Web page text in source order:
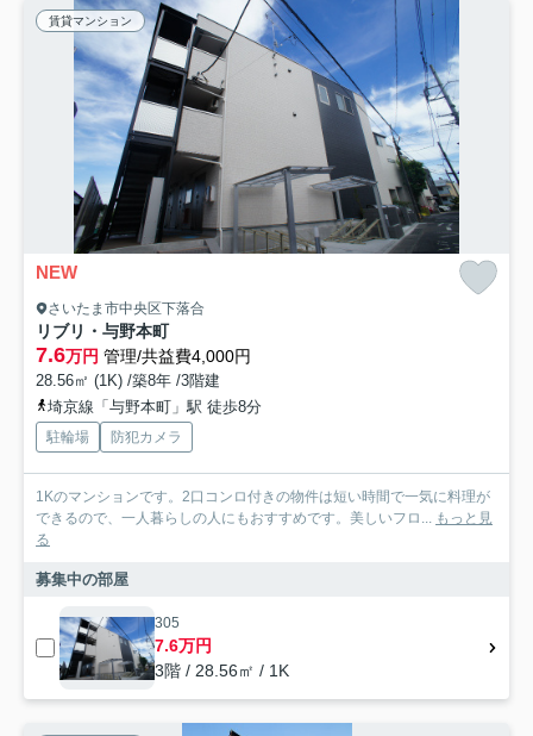
賃貸マンション
NEW
さいたま市中央区下落合
リブリ・与野本町
7.6万円 管理/共益費4,000円
28.56㎡ (1K) /築8年 /3階建
埼京線「与野本町」駅 徒歩8分
駐輪場 防犯カメラ
1Kのマンションです。2口コンロ付きの物件は短い時間で一気に料理が
できるので、一人暮らしの人にもおすすめです。美しいフロ... もっと見
る
募集中の部屋
305
7.6万円
3階 / 28.56㎡ / 1K